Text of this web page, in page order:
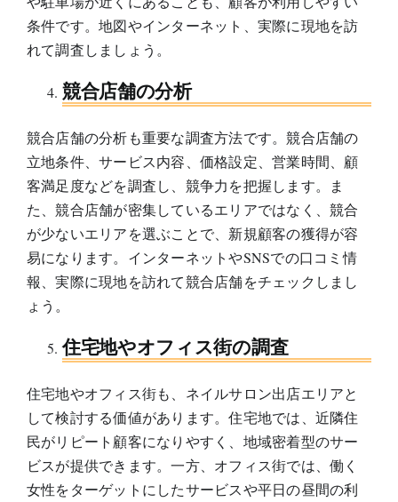
条件です。地図やインターネット、実際に現地を訪
れて調査しましょう。
競合店舗の分析
競合店舗の分析も重要な調査方法です。競合店舗の
立地条件、サービス内容、価格設定、営業時間、顧
客満足度などを調査し、競争力を把握します。ま
た、競合店舗が密集しているエリアではなく、競合
が少ないエリアを選ぶことで、新規顧客の獲得が容
易になります。インターネットやSNSでの口コミ情
報、実際に現地を訪れて競合店舗をチェックしまし
ょう。
住宅地やオフィス街の調査
住宅地やオフィス街も、ネイルサロン出店エリアと
して検討する価値があります。住宅地では、近隣住
民がリピート顧客になりやすく、地域密着型のサー
ビスが提供できます。一方、オフィス街では、働く
女性をターゲットにしたサービスや平日の昼間の利